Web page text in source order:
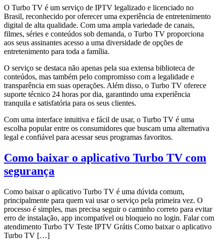
O Turbo TV é um serviço de IPTV legalizado e licenciado no
Brasil, reconhecido por oferecer uma experiência de entretenimento
digital de alta qualidade. Com uma ampla variedade de canais,
filmes, séries e conteúdos sob demanda, o Turbo TV proporciona
aos seus assinantes acesso a uma diversidade de opções de
entretenimento para toda a família.
O serviço se destaca não apenas pela sua extensa biblioteca de
conteúdos, mas também pelo compromisso com a legalidade e
transparência em suas operações. Além disso, o Turbo TV oferece
suporte técnico 24 horas por dia, garantindo uma experiência
tranquila e satisfatória para os seus clientes.
Com uma interface intuitiva e fácil de usar, o Turbo TV é uma
escolha popular entre os consumidores que buscam uma alternativa
legal e confiável para acessar seus programas favoritos.
Como baixar o aplicativo Turbo TV com
segurança
Como baixar o aplicativo Turbo TV é uma dúvida comum,
principalmente para quem vai usar o serviço pela primeira vez. O
processo é simples, mas precisa seguir o caminho correto para evitar
erro de instalação, app incompatível ou bloqueio no login. Falar com
atendimento Turbo TV Teste IPTV Grátis Como baixar o aplicativo
Turbo TV […]